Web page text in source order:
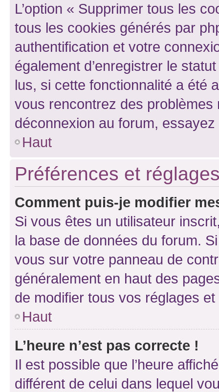
L’option « Supprimer tous les
tous les cookies générés par
authentification et votre
également d’enregistrer le
lus, si cette fonctionnalité a été
vous rencontrez des
déconnexion au forum,
Haut
Préférences et
Comment puis-je modifier
Si vous êtes un utilisateur
la base de données du forum.
vous sur votre panneau de
généralement en haut des
de modifier tous vos réglages
Haut
L’heure n’est pas correcte !
Il est possible que l’heure
différent de celui dans lequel